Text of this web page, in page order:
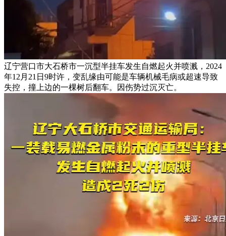
辽宁营口市大石桥市一沉型半挂车发生自燃起火并喷溅，2024
年12月21日9时许，变乱缘由可能是车辆机械毛病或超速导致
失控，撞上边的一棵树后翻车。因伤势过沉灭亡。